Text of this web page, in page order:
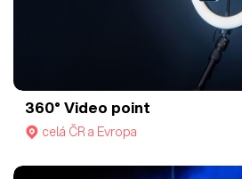
360° Video point
celá ČR a Evropa